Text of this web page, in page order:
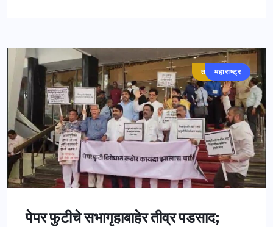
ताज्या बातम्या
महाराष्ट्र
पेपर फुटीचे सभागृहाबाहेर तीव्र पडसाद;